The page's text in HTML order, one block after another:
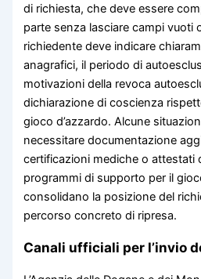
di richiesta, che deve essere
parte senza lasciare campi vuoti
richiedente deve indicare
anagrafici, il periodo di
motivazioni della revoca
dichiarazione di coscienza
gioco d’azzardo. Alcune
necessitare documentazione
certificazioni mediche o attestati
programmi di supporto per il
consolidano la posizione del
percorso concreto di ripresa.
Canali ufficiali per l’invio